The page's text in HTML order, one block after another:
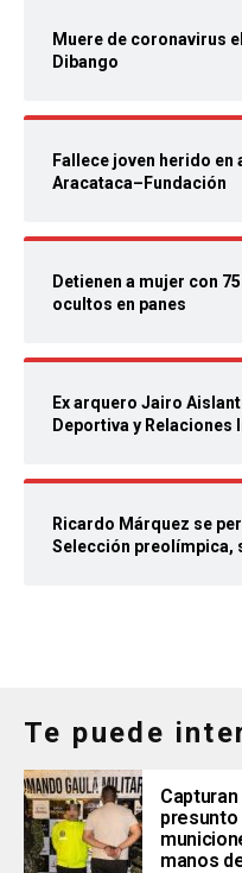
Muere de coronavirus
Dibango
Fallece joven herido en
Aracataca–Fundación
Detienen a mujer con
ocultos en panes
Ex arquero Jairo
Deportiva y Relaciones
Ricardo Márquez se
Selección preolímpica,
Te puede
presunto
manos